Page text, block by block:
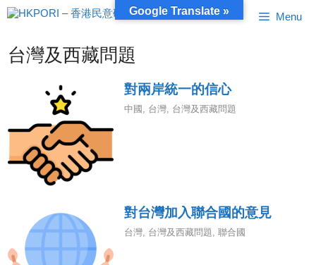
跳
至
Menu
台灣及西藏問題
對兩岸統一的信心
中國 , 台灣, 台灣及西藏問題
對台灣加入聯合國的意見
台灣, 台灣及西藏問題, 聯合國
Google Translate »